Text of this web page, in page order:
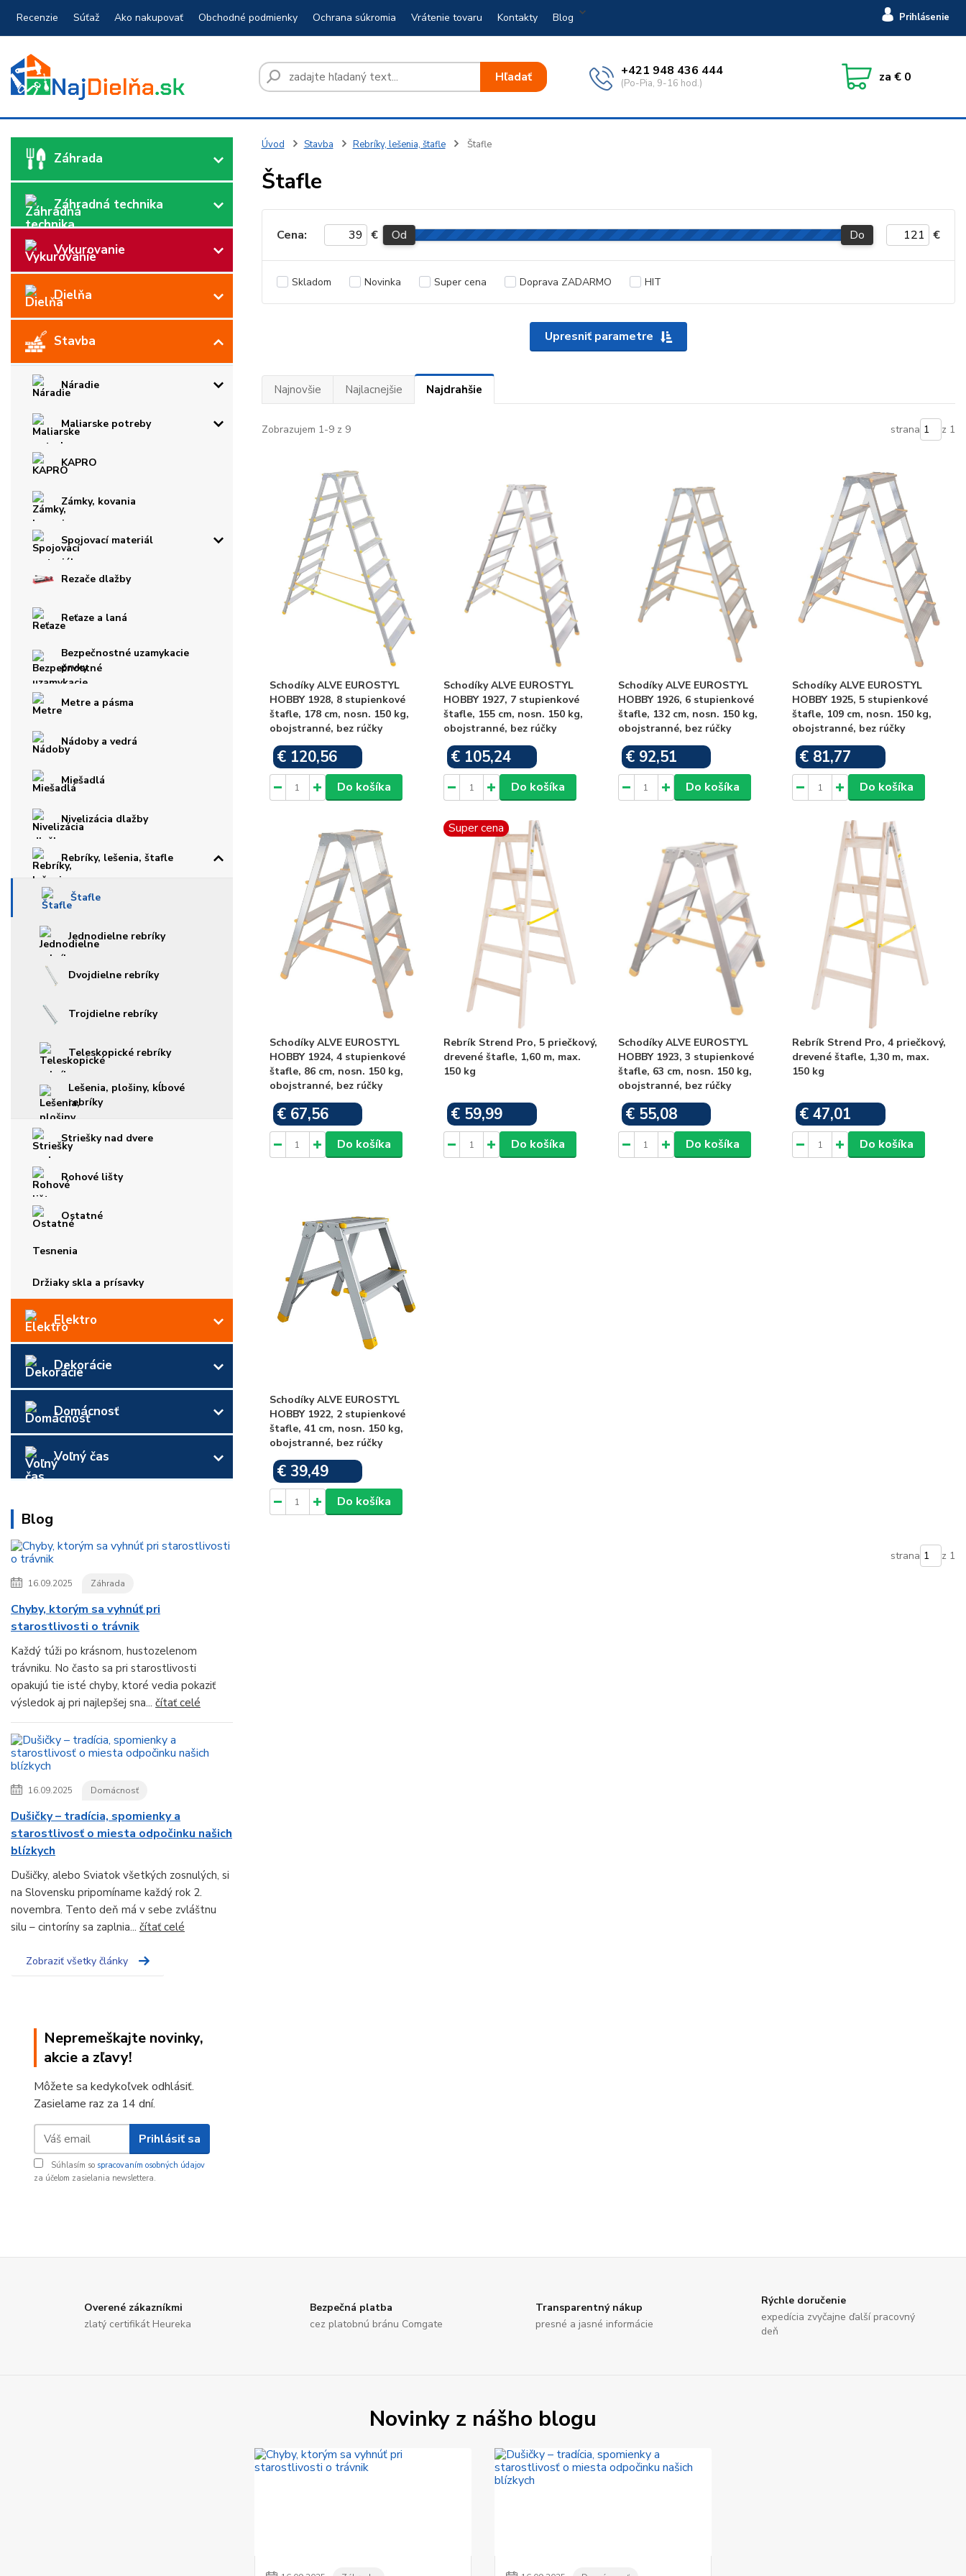
Recenzie Súťaž Ako nakupovať Obchodné podmienky Ochrana súkromia Vrátenie tovaru Kontakty Blog Prihlásenie
Hľadať +421 948 436 444
(Po-Pia, 9-16 hod.) za € 0
Záhrada
Záhradná technika
Vykurovanie
Dielňa
Stavba
Náradie
Maliarske potreby
KAPRO
Zámky, kovania
Spojovací materiál
Rezače dlažby
Reťaze a laná
Bezpečnostné uzamykacie
prvky
Metre a pásma
Nádoby a vedrá
Miešadlá
Nivelizácia dlažby
Rebríky, lešenia, štafle
Štafle
Jednodielne rebríky
Dvojdielne rebríky
Trojdielne rebríky
Teleskopické rebríky
Lešenia, plošiny, kĺbové
rebríky
Striešky nad dvere
Rohové lišty
Ostatné
Tesnenia
Držiaky skla a prísavky
Elektro
Dekorácie
Domácnosť
Voľný čas
Blog
16.09.2025 Záhrada
Chyby, ktorým sa vyhnúť pri
starostlivosti o trávnik
Každý túži po krásnom, hustozelenom
trávniku. No často sa pri starostlivosti
opakujú tie isté chyby, ktoré vedia pokaziť
výsledok aj pri najlepšej sna... čítať celé
16.09.2025 Domácnosť
Dušičky – tradícia, spomienky a
starostlivosť o miesta odpočinku našich
blízkych
Dušičky, alebo Sviatok všetkých zosnulých, si
na Slovensku pripomíname každý rok 2.
novembra. Tento deň má v sebe zvláštnu
silu – cintoríny sa zaplnia... čítať celé
Zobraziť všetky články
Nepremeškajte novinky,
akcie a zľavy!
Môžete sa kedykoľvek odhlásiť.
Zasielame raz za 14 dní.
Prihlásiť sa
Súhlasím so spracovaním osobných údajov
za účelom zasielania newslettera.
Úvod Stavba Rebríky, lešenia, štafle Štafle
Štafle
Upresniť parametre
Cena: € Od Do €
Skladom Novinka Super cena Doprava ZADARMO HIT
Najnovšie Najlacnejšie Najdrahšie
Zobrazujem 1-9 z 9 strana z 1
Schodíky ALVE EUROSTYL
HOBBY 1928, 8 stupienkové
štafle, 178 cm, nosn. 150 kg,
obojstranné, bez rúčky
€ 120,56
Do košíka
Schodíky ALVE EUROSTYL
HOBBY 1927, 7 stupienkové
štafle, 155 cm, nosn. 150 kg,
obojstranné, bez rúčky
€ 105,24
Do košíka
Schodíky ALVE EUROSTYL
HOBBY 1926, 6 stupienkové
štafle, 132 cm, nosn. 150 kg,
obojstranné, bez rúčky
€ 92,51
Do košíka
Schodíky ALVE EUROSTYL
HOBBY 1925, 5 stupienkové
štafle, 109 cm, nosn. 150 kg,
obojstranné, bez rúčky
€ 81,77
Do košíka
Schodíky ALVE EUROSTYL
HOBBY 1924, 4 stupienkové
štafle, 86 cm, nosn. 150 kg,
obojstranné, bez rúčky
€ 67,56
Do košíka
Super cena
Rebrík Strend Pro, 5 priečkový,
drevené štafle, 1,60 m, max.
150 kg
€ 59,99
Do košíka
Schodíky ALVE EUROSTYL
HOBBY 1923, 3 stupienkové
štafle, 63 cm, nosn. 150 kg,
obojstranné, bez rúčky
€ 55,08
Do košíka
Rebrík Strend Pro, 4 priečkový,
drevené štafle, 1,30 m, max.
150 kg
€ 47,01
Do košíka
Schodíky ALVE EUROSTYL
HOBBY 1922, 2 stupienkové
štafle, 41 cm, nosn. 150 kg,
obojstranné, bez rúčky
€ 39,49
Do košíka
strana z 1
Overené zákazníkmi
zlatý certifikát Heureka
Bezpečná platba
cez platobnú bránu Comgate
Transparentný nákup
presné a jasné informácie
Rýchle doručenie
expedícia zvyčajne ďalší pracovný
deň
Novinky z nášho blogu